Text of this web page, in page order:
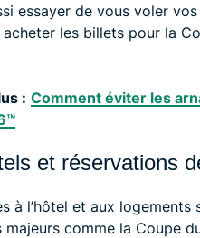
essayer de vous voler
acheter les billets pour la
: Comment éviter les
et réservations
à l’hôtel et aux
majeurs comme la Coupe